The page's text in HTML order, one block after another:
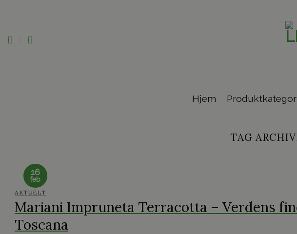
Hjem
TAG
16
feb
AKTUELT
Mariani Impruneta Terracotta – Verdens
Toscana